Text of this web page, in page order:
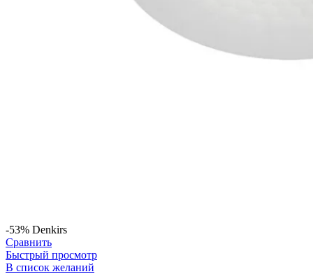
-53% Denkirs
Сравнить
Быстрый просмотр
В список желаний